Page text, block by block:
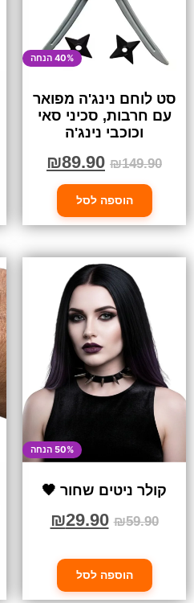
40% הנחה
סט לוחם נינג'ה מפואר
עם חרבות, סכיני סאי
וכוכבי נינג'ה
₪149.90
₪89.90
הוספה לסל
50% הנחה
קולר ניטים שחור 🖤
₪59.90
₪29.90
הוספה לסל